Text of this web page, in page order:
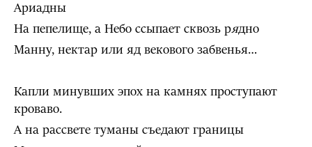
Ариадны
На пепелище, а Небо ссыпает сквозь рядно
Манну, нектар или яд векового забвенья…
Капли минувших эпох на камнях проступают
кроваво.
А на рассвете туманы съедают границы